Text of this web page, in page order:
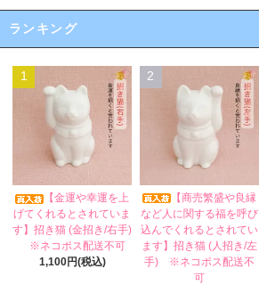
ランキング
1
【金運や幸運を上
げてくれるとされていま
す】招き猫 (金招き/右手)
※ネコポス配送不可
1,100円(税込)
2
【商売繁盛や良縁
など人に関する福を呼び
込んでくれるとされてい
ます】招き猫 (人招き/左
手) ※ネコポス配送不
可